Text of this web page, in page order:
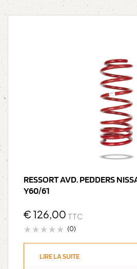
RESSORT AVD. PEDDERS
Y60/61
€ 126,00 TTC
(0)
LIRE LA SUITE